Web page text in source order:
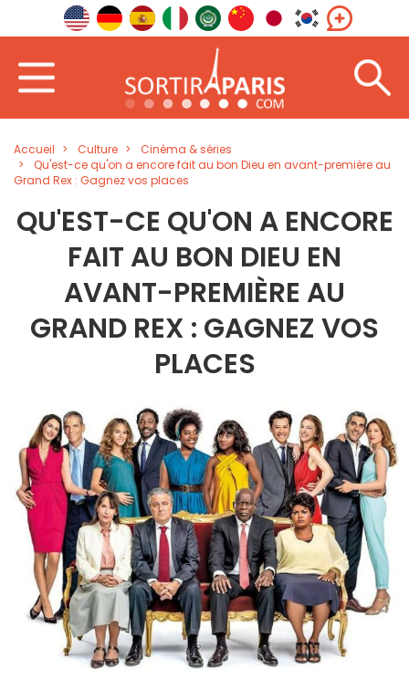
Accueil Culture
Cinéma & séries
Qu'est-ce qu'on a encore fait au bon Dieu en avant-première au
Grand Rex : Gagnez vos places
QU'EST-CE QU'ON A ENCORE
FAIT AU BON DIEU EN
AVANT-PREMIÈRE AU
GRAND REX : GAGNEZ VOS
PLACES